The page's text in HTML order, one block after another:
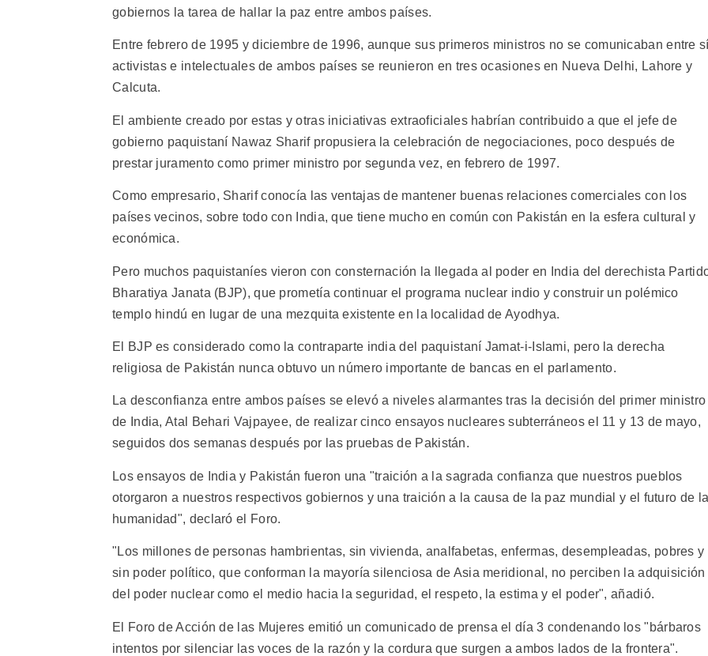
gobiernos la tarea de hallar la paz entre ambos países.
Entre febrero de 1995 y diciembre de 1996, aunque sus primeros ministros no se comunicaban entre
activistas e intelectuales de ambos países se reunieron en tres ocasiones en Nueva Delhi, Lahore y
Calcuta.
El ambiente creado por estas y otras iniciativas extraoficiales habrían contribuido a que el jefe de
gobierno paquistaní Nawaz Sharif propusiera la celebración de negociaciones, poco después de
prestar juramento como primer ministro por segunda vez, en febrero de 1997.
Como empresario, Sharif conocía las ventajas de mantener buenas relaciones comerciales con los
países vecinos, sobre todo con India, que tiene mucho en común con Pakistán en la esfera cultural y
económica.
Pero muchos paquistaníes vieron con consternación la llegada al poder en India del derechista
Bharatiya Janata (BJP), que prometía continuar el programa nuclear indio y construir un polémico
templo hindú en lugar de una mezquita existente en la localidad de Ayodhya.
El BJP es considerado como la contraparte india del paquistaní Jamat-i-Islami, pero la derecha
religiosa de Pakistán nunca obtuvo un número importante de bancas en el parlamento.
La desconfianza entre ambos países se elevó a niveles alarmantes tras la decisión del primer ministro
de India, Atal Behari Vajpayee, de realizar cinco ensayos nucleares subterráneos el 11 y 13 de mayo,
seguidos dos semanas después por las pruebas de Pakistán.
Los ensayos de India y Pakistán fueron una "traición a la sagrada confianza que nuestros pueblos
otorgaron a nuestros respectivos gobiernos y una traición a la causa de la paz mundial y el futuro de
humanidad", declaró el Foro.
"Los millones de personas hambrientas, sin vivienda, analfabetas, enfermas, desempleadas, pobres y
sin poder político, que conforman la mayoría silenciosa de Asia meridional, no perciben la adquisición
del poder nuclear como el medio hacia la seguridad, el respeto, la estima y el poder", añadió.
El Foro de Acción de las Mujeres emitió un comunicado de prensa el día 3 condenando los "bárbaros
intentos por silenciar las voces de la razón y la cordura que surgen a ambos lados de la frontera".